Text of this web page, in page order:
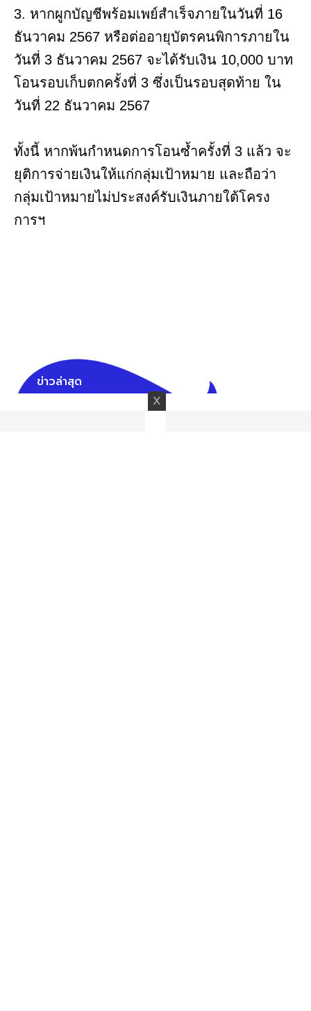
3. หากผูกบัญชีพร้อมเพย์สำเร็จภายในวันที่ 16
ธันวาคม 2567 หรือต่ออายุบัตรคนพิการภายใน
วันที่ 3 ธันวาคม 2567 จะได้รับเงิน 10,000 บาท
โอนรอบเก็บตกครั้งที่ 3 ซึ่งเป็นรอบสุดท้าย ใน
วันที่ 22 ธันวาคม 2567
ทั้งนี้ หากพ้นกำหนดการโอนซ้ำครั้งที่ 3 แล้ว จะ
ยุติการจ่ายเงินให้แก่กลุ่มเป้าหมาย และถือว่า
กลุ่มเป้าหมายไม่ประสงค์รับเงินภายใต้โครง
การฯ
ข่าวล่าสุด